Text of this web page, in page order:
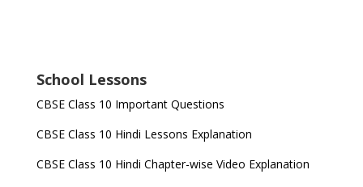
School Lessons
CBSE Class 10 Important Questions
CBSE Class 10 Hindi Lessons Explanation
CBSE Class 10 Hindi Chapter-wise Video Explanation